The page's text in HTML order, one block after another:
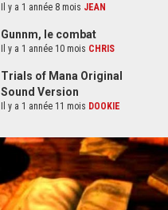
Il y a 1 année 8 mois JEAN
Gunnm, le combat
Il y a 1 année 10 mois CHRIS
Trials of Mana Original
Sound Version
Il y a 1 année 11 mois DOOKIE